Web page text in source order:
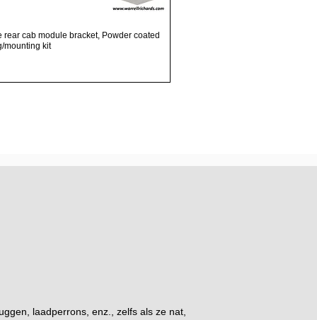
Snel overzicht
rear cab module bracket, Powder coated
mounting kit
laadperrons, enz., zelfs als ze nat,